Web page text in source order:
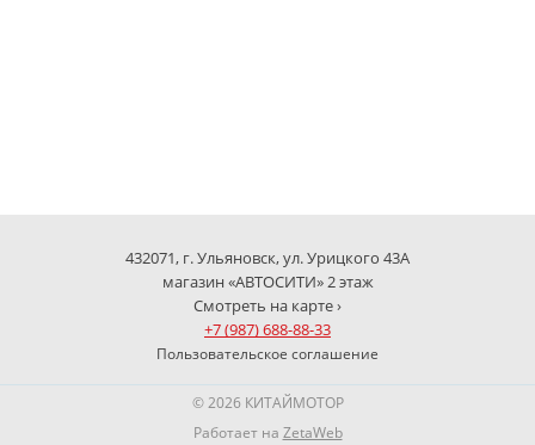
432071, г. Ульяновск, ул. Урицкого 43А
магазин «АВТОСИТИ» 2 этаж
Смотреть на карте ›
+7 (987) 688-88-33
Пользовательское соглашение
© 2026 КИТАЙМОТОР
Работает на ZetaWeb